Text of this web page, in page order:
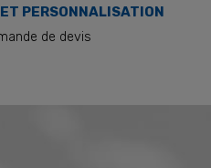
PERSONNALISATION
de devis